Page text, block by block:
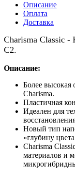
Описание
Оплата
Доставка
Charisma Classic
C2.
Описание:
Более высокая
Charisma.
Пластичная
Идеален для
Новый тип
«глубину
Сharisma
материалов и